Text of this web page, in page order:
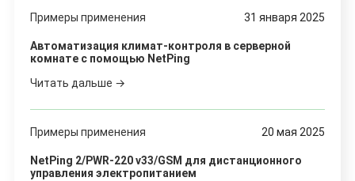
Примеры применения 31 января 2025
Автоматизация климат-контроля в серверной
комнате с помощью NetPing
Читать дальше →
Примеры применения 20 мая 2025
NetPing 2/PWR-220 v33/GSM для дистанционного
управления электропитанием